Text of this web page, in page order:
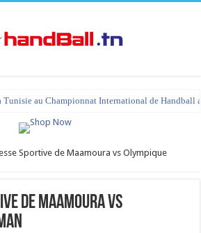
Tunisie au Championnat International de Handball
Sportive de Maamoura vs Olympique
de Maamoura vs